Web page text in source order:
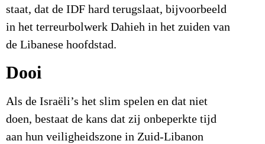
staat, dat de IDF hard terugslaat, bijvoorbeeld
in het terreurbolwerk Dahieh in het zuiden van
de Libanese hoofdstad.
Dooi
Als de Israëli’s het slim spelen en dat niet
doen, bestaat de kans dat zij onbeperkte tijd
aan hun veiligheidszone in Zuid-Libanon